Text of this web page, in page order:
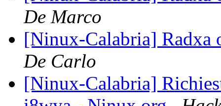
De Marco
[Ninux-Calabria]
De Carlo
[Ninux-Calabria]